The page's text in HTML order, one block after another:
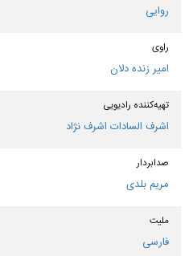
روایی
راوی
امیر زنده دلان
تهیه‌کننده رادیویی
اشرف السادات اشرف نژاد
صدابردار
مریم بلدی
ملیت
فارسی